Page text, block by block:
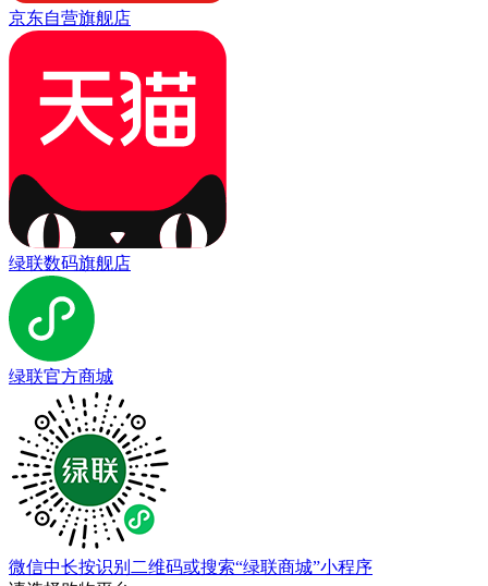
京东自营旗舰店
绿联数码旗舰店
绿联官方商城
微信中长按识别二维码或搜索“绿联商城”小程序